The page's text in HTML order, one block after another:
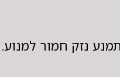
נזק חמור למנוע.